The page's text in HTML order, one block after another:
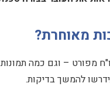
מאוחרת?
מפורט – וגם כמה
להמשך בדיקות.